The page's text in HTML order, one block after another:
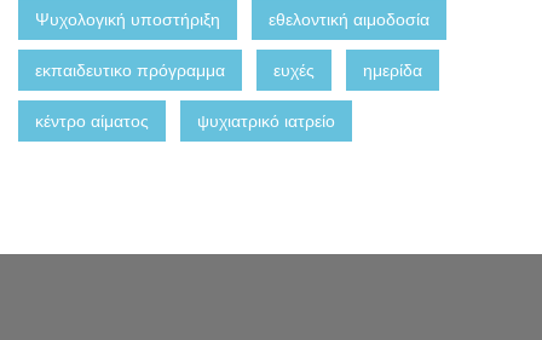
Ψυχολογική υποστήριξη εθελοντική αιμοδοσία
εκπαιδευτικο πρόγραμμα ευχές ημερίδα
κέντρο αίματος ψυχιατρικό ιατρείο